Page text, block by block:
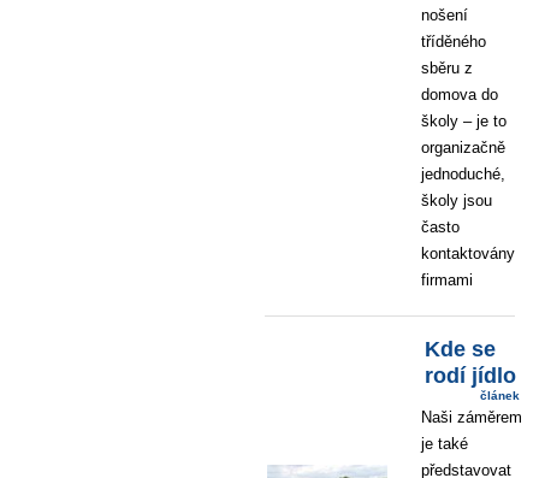
nošení
tříděného
sběru z
domova do
školy – je to
organizačně
jednoduché,
školy jsou
často
kontaktovány
firmami
Kde se
rodí jídlo
článek
Naši záměrem
je také
představovat